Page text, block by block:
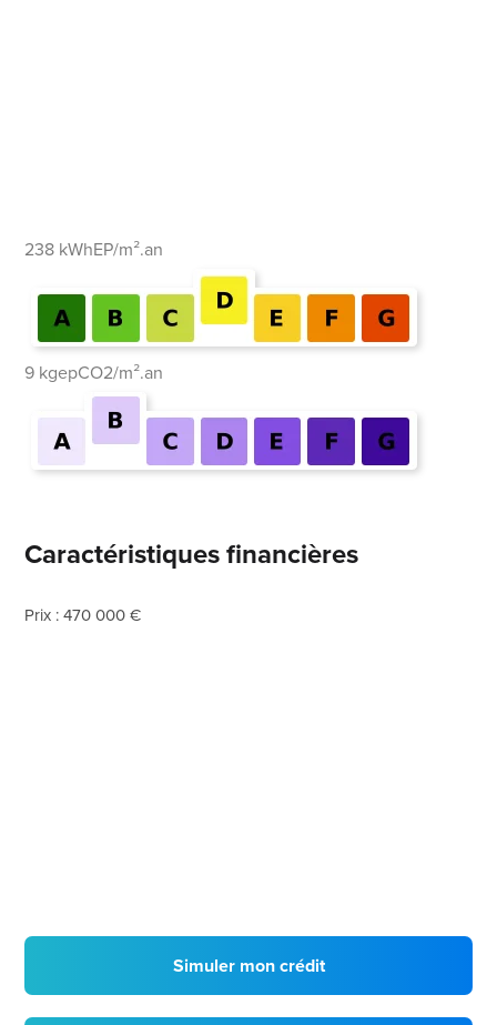
238 kWhEP/m².an
9 kgepCO2/m².an
Caractéristiques financières
Prix : 470 000 €
Simuler mon crédit